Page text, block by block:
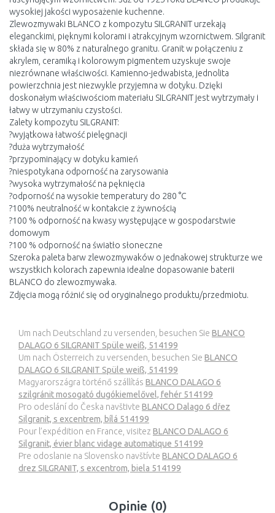
wysokiej jakości wyposażenie kuchenne.
Zlewozmywaki BLANCO z kompozytu SILGRANIT urzekają
eleganckimi, pięknymi kolorami i atrakcyjnym wzornictwem. Silgranit
składa się w 80% z naturalnego granitu. Granit w połączeniu z
akrylem, ceramiką i kolorowym pigmentem uzyskuje swoje
niezrównane właściwości. Kamienno-jedwabista, jednolita
powierzchnia jest niezwykle przyjemna w dotyku. Dzięki
doskonałym właściwościom materiału SILGRANIT jest wytrzymały i
łatwy w utrzymaniu czystości.
Zalety kompozytu SILGRANIT:
?wyjątkowa łatwość pielęgnacji
?duża wytrzymałość
?przypominający w dotyku kamień
?niespotykana odporność na zarysowania
?wysoka wytrzymałość na pęknięcia
?odporność na wysokie temperatury do 280 °C
?100% neutralność w kontakcie z żywnością
?100 % odporność na kwasy występujące w gospodarstwie
domowym
?100 % odporność na światło słoneczne
Szeroka paleta barw zlewozmywaków o jednakowej strukturze we
wszystkich kolorach zapewnia idealne dopasowanie baterii
BLANCO do zlewozmywaka.
Zdjęcia mogą różnić się od oryginalnego produktu/przedmiotu.
Um nach Deutschland zu versenden, besuchen Sie BLANCO
DALAGO 6 SILGRANIT Spüle weiß, 514199
Um nach Österreich zu versenden, besuchen Sie BLANCO
DALAGO 6 SILGRANIT Spüle weiß, 514199
Magyarországra történő szállítás BLANCO DALAGO 6
szilgránit mosogató dugókiemelővel, fehér 514199
Pro odeslání do Česka navštivte BLANCO Dalago 6 dřez
Silgranit, s excentrem, bílá 514199
Pour l’expédition en France, visitez BLANCO DALAGO 6
Silgranit, évier blanc vidage automatique 514199
Pre odoslanie na Slovensko navštívte BLANCO DALAGO 6
drez SILGRANIT, s excentrom, biela 514199
Opinie (0)